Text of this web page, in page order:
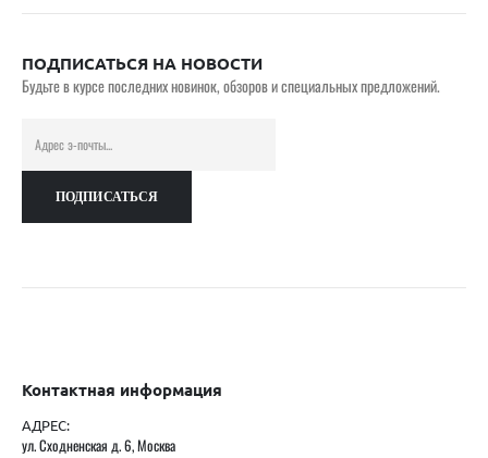
ПОДПИСАТЬСЯ НА НОВОСТИ
Будьте в курсе последних новинок, обзоров и специальных предложений.
Контактная информация
АДРЕС:
ул. Сходненская д. 6, Москва